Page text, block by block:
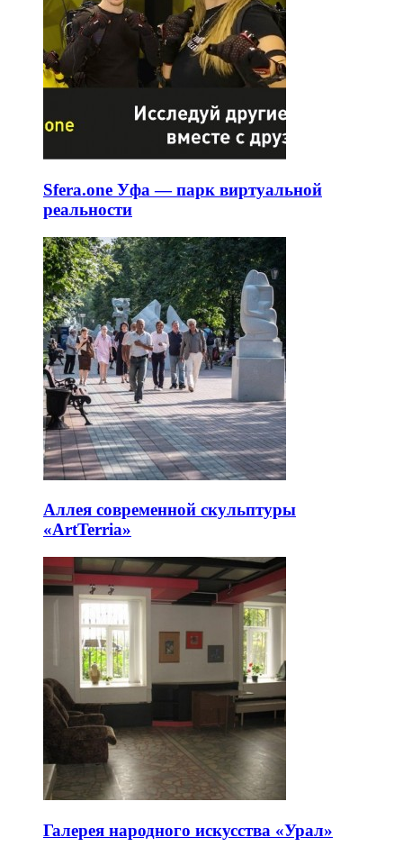
Sfera.one Уфа — парк виртуальной
реальности
Аллея современной скульптуры
«ArtTerria»
Галерея народного искусства «Урал»